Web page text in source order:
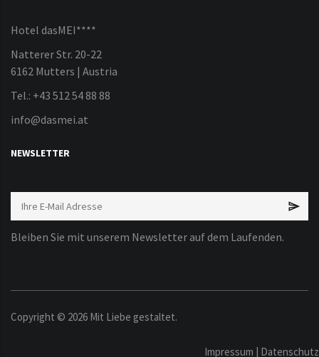
Hotel dasMEI****
Natterer Str. 20-22
6162 Mutters | Austria
Tel.: +43 512 54 88 88
info@dasmei.at
NEWSLETTER
Bleiben Sie mit unserem Newsletter auf dem Laufenden.
Copyright © 2026 Mit Liebe gestaltet.
Impressum | Datenschutz